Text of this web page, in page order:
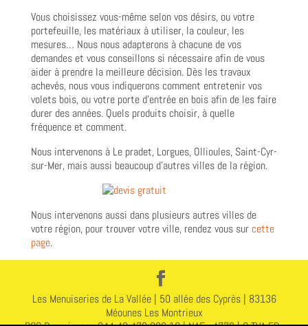
Vous choisissez vous-même selon vos désirs, ou votre
portefeuille, les matériaux à utiliser, la couleur, les
mesures… Nous nous adapterons à chacune de vos
demandes et vous conseillons si nécessaire afin de vous
aider à prendre la meilleure décision. Dès les travaux
achevés, nous vous indiquerons comment entretenir vos
volets bois, ou votre porte d’entrée en bois afin de les faire
durer des années. Quels produits choisir, à quelle
fréquence et comment.
Nous intervenons à Le pradet, Lorgues, Ollioules, Saint-Cyr-
sur-Mer, mais aussi beaucoup d’autres villes de la région.
Nous intervenons aussi dans plusieurs autres villes de
votre région, pour trouver votre ville, rendez vous sur cette
page.
Les Menuiseries de La Vallée | 50 allée des Cyprès | 83136
Méounes Les Montrieux